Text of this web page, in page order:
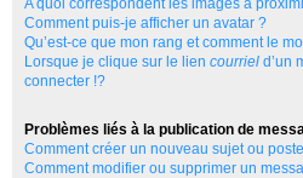
A quoi correspondent les images à
Comment puis-je afficher un avatar ?
Qu’est-ce que mon rang et comment le
Lorsque je clique sur le lien courriel d’un
connecter !?
Problèmes liés à la publication de
Comment créer un nouveau sujet ou
Comment modifier ou supprimer un